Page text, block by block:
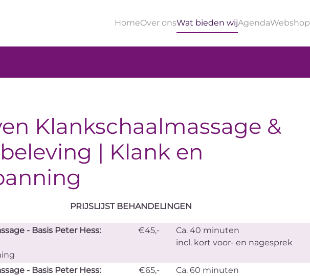
HomeOver onsWat bieden wijAgendaWebshop
Klankschaalmassage &
| Klank en
PRIJSLIJST BEHANDELINGEN
- Basis Peter Hess:
€45,-
Ca. 40 minuten
incl. kort voor- en nagesprek
- Basis Peter Hess:
€65,-
Ca. 60 minuten